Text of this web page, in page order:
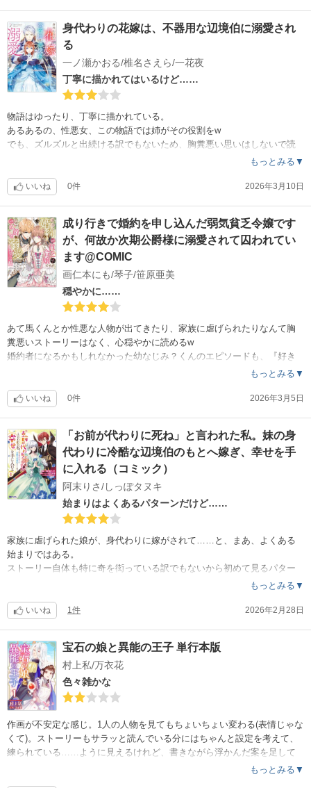
原作もここで終わってるなら、目も当てられない。
かわいい絵を見ていれば、それだけで幸せ！になれる方はどうぞ。
身代わりの花嫁は、不器用な辺境伯に溺愛され
る
一ノ瀬かおる/椎名さえら/一花夜
丁寧に描かれてはいるけど……
物語はゆったり、丁寧に描かれている。
あるあるの、性悪女、この物語では姉がその役割をw
でも、ズルズルと出続ける訳でもないため、胸糞悪い思いはしないで読
おかげで、ゆっくり、まったり読み進めることが出来る……んだけど、
話が全く進まないのよ！
ゴールが結婚式なのか分からないけど、そうだとしてもラストまでには
実家の両親の問題、姉の問題を片付けないとねぇ。
となると、短くてもあと1〜2年。
……待てないや。
もっとみる▼
いいね 0件 2026年3月10日
成り行きで婚約を申し込んだ弱気貧乏令嬢です
が、何故か次期公爵様に溺愛されて囚われてい
ます@COMIC
画仁本にも/琴子/笹原亜美
穏やかに……
あて馬くんとか性悪な人物が出てきたり、家族に虐げられたりなんて胸
糞悪いストーリーはなく、心穏やかに読めるw
婚約者になるかもしれなかった幼なじみ？くんのエピソードも、『好き
な子にイジワルしちゃうタイプ』と似た感じだけど、そんなに酷い描写
い』とか震えるほど怖い思いをしていたという描写に少々違和感。
シンデレラストーリーな訳でもないけれど、学校で突然『私と婚約して
！』と申し込んだ相手が実は幼少期に出逢っていた人で、相手の方こそ
自分の事を想ってくれていた……という、いかにもな少女マンガストー
リー。
留学を経て結婚までは描かずに、卒業までで終わらせたのは、あくまで
も学園ストーリーなのかしらという感じ。
辛口を言うなら、作画が……
立体感がないというか、平べったいというか。並んで手を繋いだりとい
うような、単体ではなく2人の人物が重なったりすると不自然な感じにな
ストーリー的にほのぼのと読んでいたけれど、作画はもう少し頑張って
ほしいかな。ちょっと昭和の少女マンガっぽい。
もっとみる▼
いいね 0件 2026年3月5日
「お前が代わりに死ね」と言われた私。妹の身
代わりに冷酷な辺境伯のもとへ嫁ぎ、幸せを手
に入れる（コミック）
阿末りさ/しっぽタヌキ
始まりはよくあるパターンだけど……
家族に虐げられた娘が、身代わりに嫁がされて……と、まあ、よくある
始まりではある。
ストーリー自体も特に奇を衒っている訳でもないから初めて見るパター
ンというわけでもないけれど、読み慣れてもういいや、となる筋書きで
だから読み進めてしまうのだけど……
だかヒョウだかだとしても、動物として形がちょっと……
そして、ようやく結ばれるシーンも主人公の身体があまりにも貧相で…
…アレは食事を与えられていない身体だよ。色気も何もあったもんじゃ
ない。
画質として、昭和な感じが否めない。
コミカライズは諦めて原作読むか……
もっとみる▼
いいね 1件 2026年2月28日
宝石の娘と異能の王子 単行本版
村上私/万衣花
色々雑かな
作画が不安定な感じ。1人の人物を見てもちょいちょい変わる(表情じゃな
くて)。ストーリーもサラッと読んでいる分にはちゃんと設定を考えて、
練られている……ように見えるけれど、書きながら浮かんだ案を足して
もっとみる▼